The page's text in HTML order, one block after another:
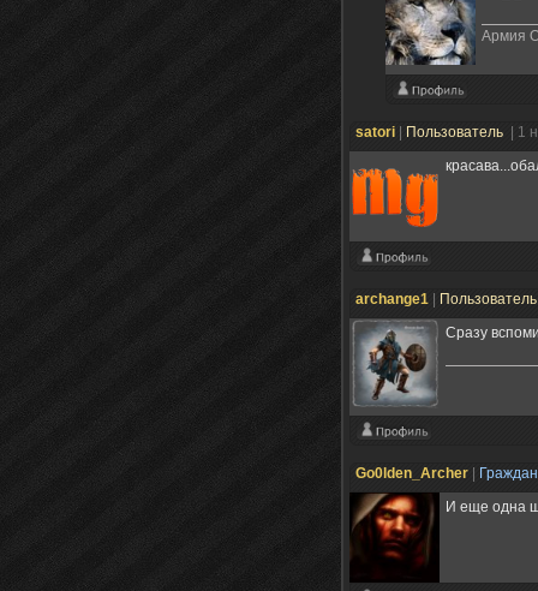
Армия
satori Пользователь
| 1
archange1
Сразу
Go0lden_Archer
И еще одна